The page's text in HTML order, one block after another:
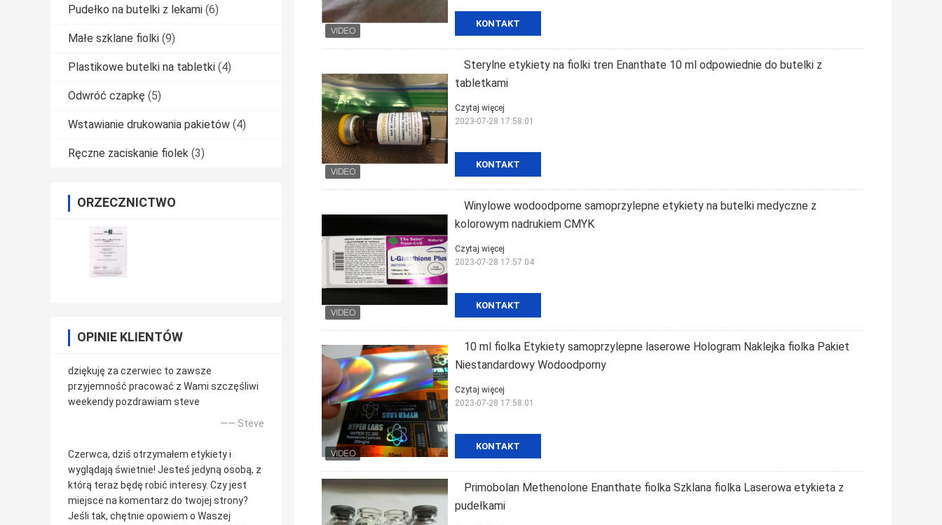
Pudełko na butelki z lekami (6)
Małe szklane fiolki (9)
Plastikowe butelki na tabletki (4)
Odwróć czapkę (5)
Wstawianie drukowania pakietów (4)
Ręczne zaciskanie fiolek (3)
ORZECZNICTWO
OPINIE KLIENTÓW
dziękuję za czerwiec to zawsze
przyjemność pracować z Wami szczęśliwi
weekendy pozdrawiam steve
—— Steve
Czerwca, dziś otrzymałem etykiety i
wyglądają świetnie! Jesteś jedyną osobą, z
którą teraz będę robić interesy. Czy jest
miejsce na komentarz do twojej strony?
Jeśli tak, chętnie opowiem o Waszej
KONTAKT
Sterylne etykiety na fiolki tren Enanthate 10 ml odpowiednie do butelki z
tabletkami
KONTAKT
Czytaj więcej
2023-07-28 17:58:01
Winylowe wodoodporne samoprzylepne etykiety na butelki medyczne z
kolorowym nadrukiem CMYK
KONTAKT
Czytaj więcej
2023-07-28 17:57:04
10 ml fiolka Etykiety samoprzylepne laserowe Hologram Naklejka fiolka Pakiet
Niestandardowy Wodoodporny
KONTAKT
Czytaj więcej
2023-07-28 17:58:01
Primobolan Methenolone Enanthate fiolka Szklana fiolka Laserowa etykieta z
pudełkami